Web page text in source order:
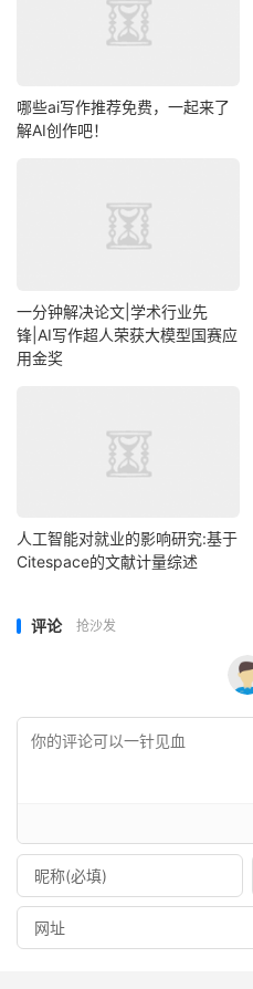
哪些ai写作推荐免费，一起来了
解AI创作吧！
一分钟解决论文|学术行业先
锋|AI写作超人荣获大模型国赛应
用金奖
人工智能对就业的影响研究:基于
Citespace的文献计量综述
评论 抢沙发